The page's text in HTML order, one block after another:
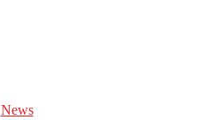
Categories
News